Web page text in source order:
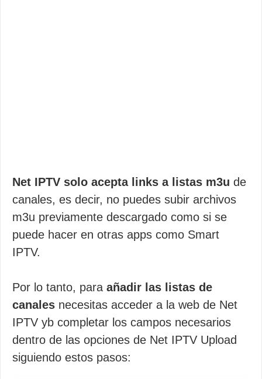
Net IPTV solo acepta links a listas m3u de
canales, es decir, no puedes subir archivos
m3u previamente descargado como si se
puede hacer en otras apps como Smart
IPTV.
Por lo tanto, para añadir las listas de
canales necesitas acceder a la web de Net
IPTV yb completar los campos necesarios
dentro de las opciones de Net IPTV Upload
siguiendo estos pasos: